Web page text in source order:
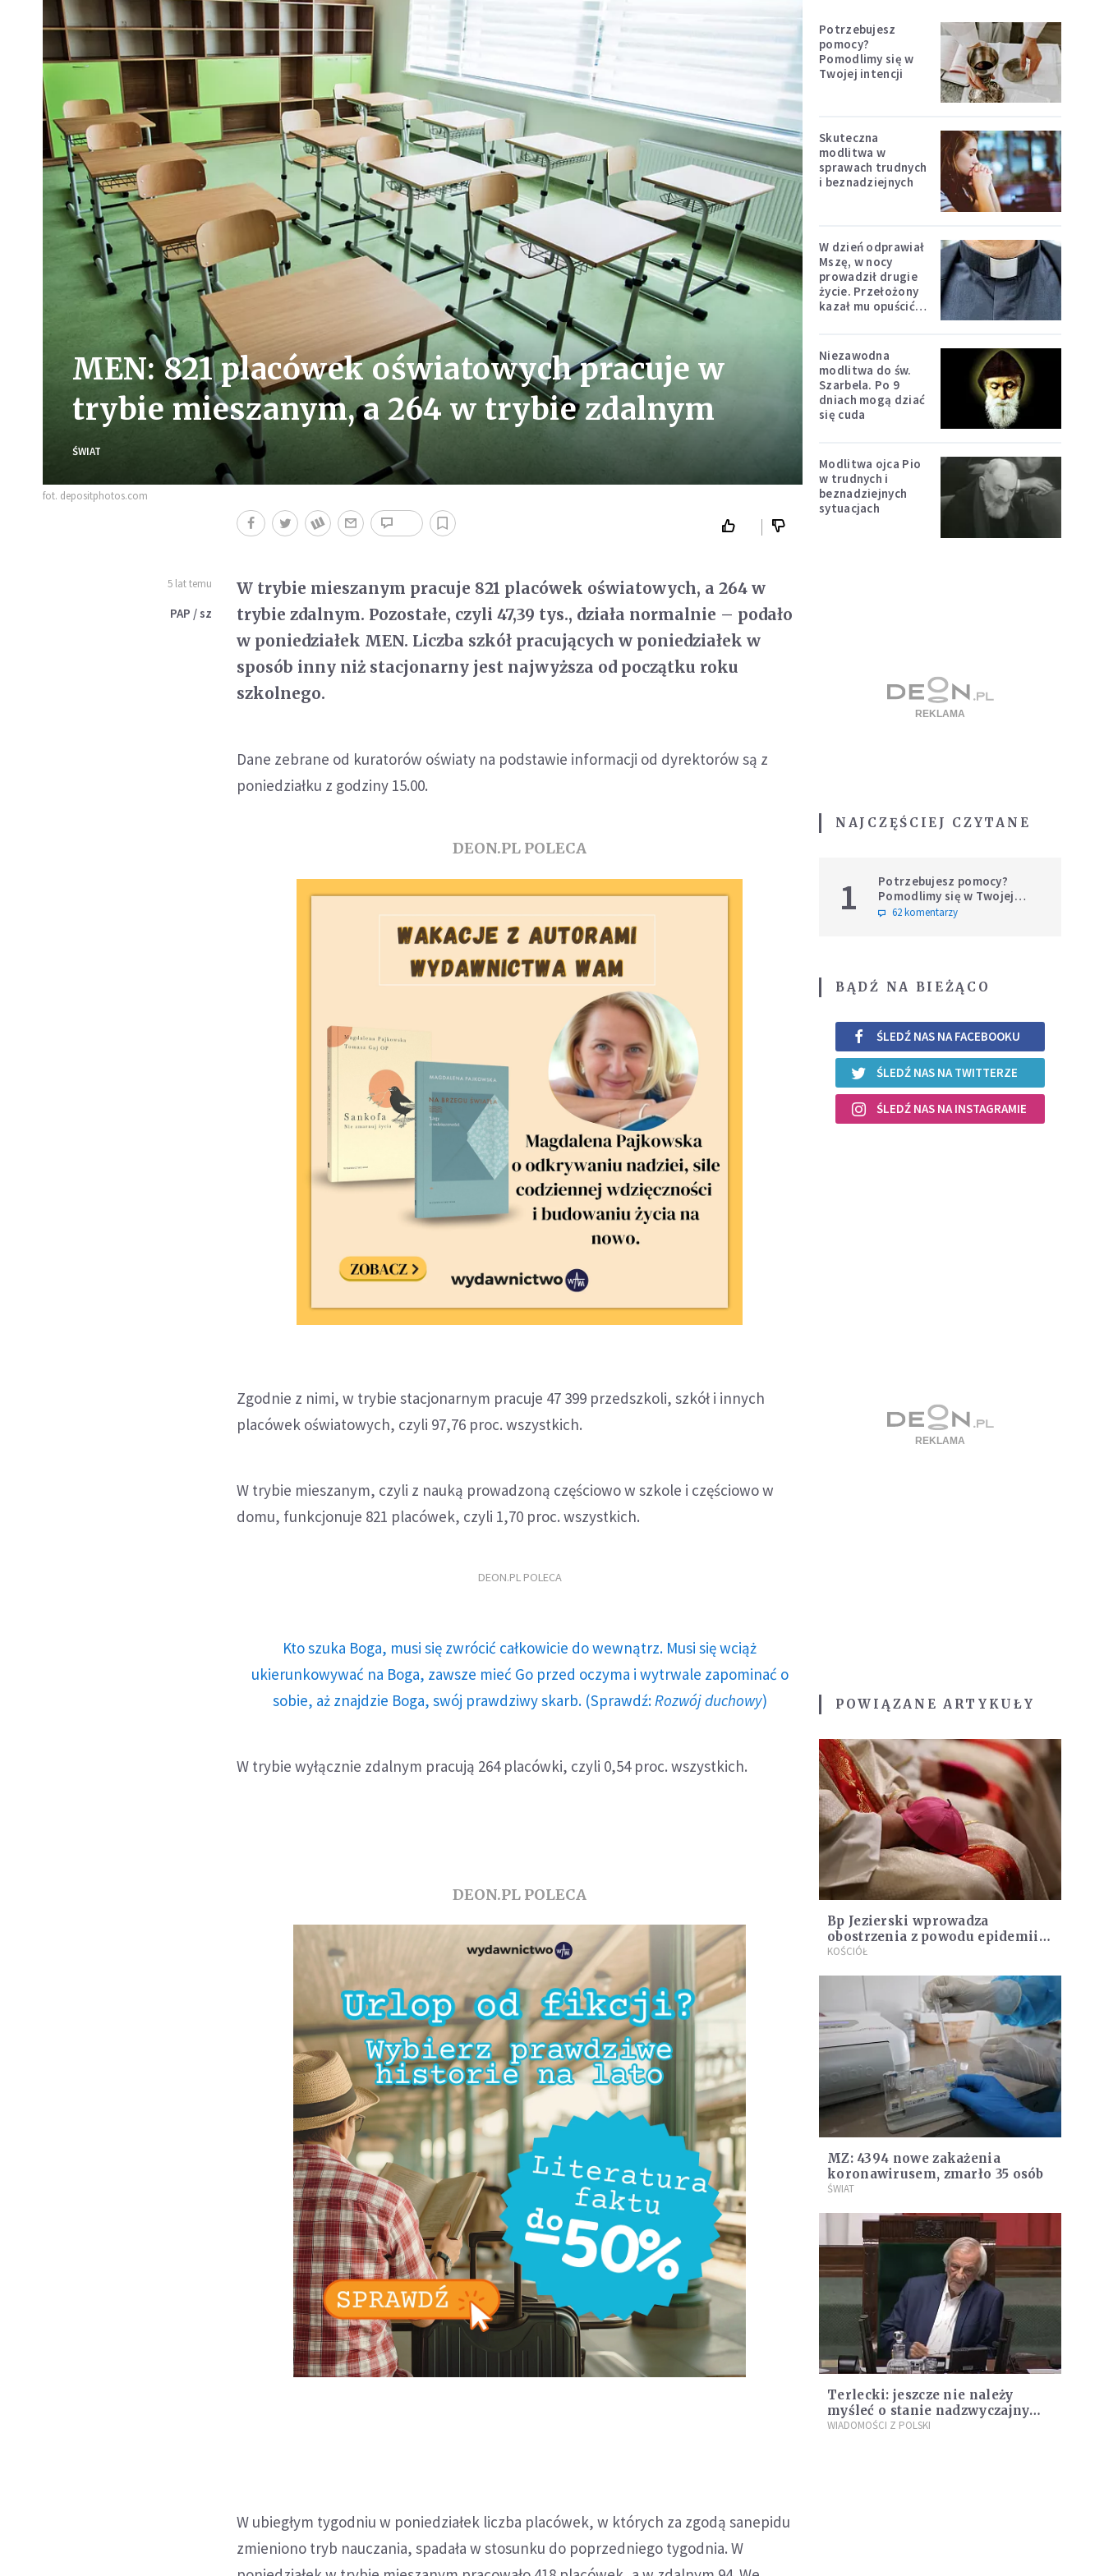
MEN: 821 placówek oświatowych pracuje w
trybie mieszanym, a 264 w trybie zdalnym
ŚWIAT
fot. depositphotos.com
5 lat temu
PAP / sz
W trybie mieszanym pracuje 821 placówek oświatowych, a 264 w
trybie zdalnym. Pozostałe, czyli 47,39 tys., działa normalnie – podało
w poniedziałek MEN. Liczba szkół pracujących w poniedziałek w
sposób inny niż stacjonarny jest najwyższa od początku roku
szkolnego.
Dane zebrane od kuratorów oświaty na podstawie informacji od dyrektorów są z
poniedziałku z godziny 15.00.
DEON.PL POLECA
Zgodnie z nimi, w trybie stacjonarnym pracuje 47 399 przedszkoli, szkół i innych
placówek oświatowych, czyli 97,76 proc. wszystkich.
W trybie mieszanym, czyli z nauką prowadzoną częściowo w szkole i częściowo w
domu, funkcjonuje 821 placówek, czyli 1,70 proc. wszystkich.
DEON.PL POLECA
Kto szuka Boga, musi się zwrócić całkowicie do wewnątrz. Musi się wciąż
ukierunkowywać na Boga, zawsze mieć Go przed oczyma i wytrwale zapominać o
sobie, aż znajdzie Boga, swój prawdziwy skarb. (Sprawdź: Rozwój duchowy)
W trybie wyłącznie zdalnym pracują 264 placówki, czyli 0,54 proc. wszystkich.
DEON.PL POLECA
W ubiegłym tygodniu w poniedziałek liczba placówek, w których za zgodą sanepidu
zmieniono tryb nauczania, spadała w stosunku do poprzedniego tygodnia. W
Potrzebujesz
pomocy?
Pomodlimy się w
Twojej intencji
Skuteczna
modlitwa w
sprawach trudnych
i beznadziejnych
W dzień odprawiał
Mszę, w nocy
prowadził drugie
życie. Przełożony
kazał mu opuścić
Niezawodna
modlitwa do św.
Szarbela. Po 9
dniach mogą dziać
się cuda
Modlitwa ojca Pio
w trudnych i
beznadziejnych
sytuacjach
NAJCZĘŚCIEJ CZYTANE
1
Potrzebujesz pomocy?
Pomodlimy się w Twojej
intencji
62 komentarzy
BĄDŹ NA BIEŻĄCO
ŚLEDŹ NAS NA FACEBOOKU
ŚLEDŹ NAS NA TWITTERZE
ŚLEDŹ NAS NA INSTAGRAMIE
POWIĄZANE ARTYKUŁY
Bp Jezierski wprowadza
obostrzenia z powodu epidemii.
Bierzmowania przełożone
KOŚCIÓŁ
MZ: 4394 nowe zakażenia
koronawirusem, zmarło 35 osób
ŚWIAT
Terlecki: jeszcze nie należy
myśleć o stanie nadzwyczajnym,
ale może to być konieczne, gdyby
WIADOMOŚCI Z POLSKI